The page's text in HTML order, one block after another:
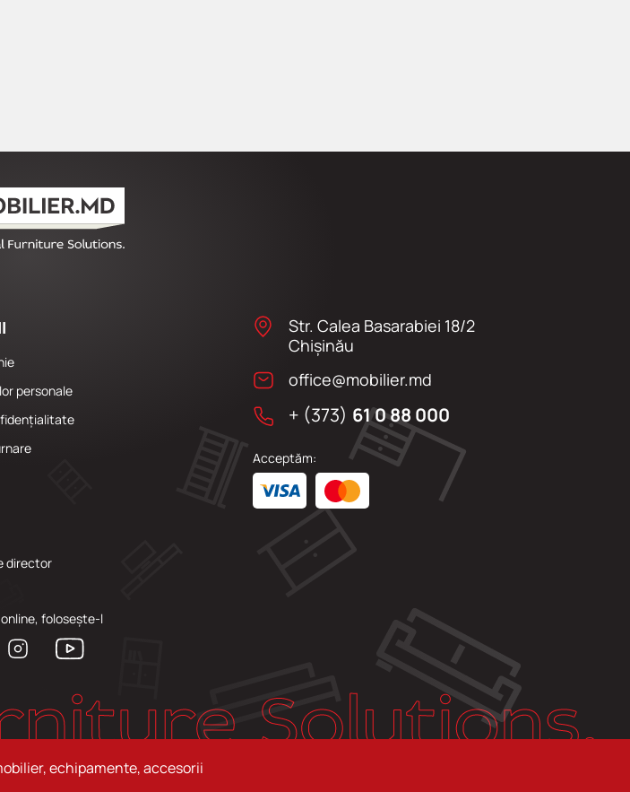
personale
director
Str. Calea Basarabiei 18/2
Chişinău
office@mobilier.md
+ (373) 61 0 88 000
Acceptăm:
folosește-l
echipamente, accesorii